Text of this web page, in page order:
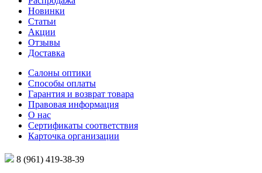
Новинки
Статьи
Акции
Отзывы
Доставка
Салоны оптики
Способы оплаты
Гарантия и возврат товара
Правовая информация
О нас
Сертификаты соответствия
Карточка организации
8 (961) 419-38-39